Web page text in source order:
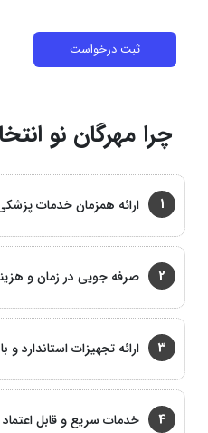
ثبت درخواست
چرا مهرگان نو
1 ارائه همزمان خدمات
2 صرفه جویی در زمان و
3 ارائه تجهیزات استاندارد
4 خدمات سریع و قابل